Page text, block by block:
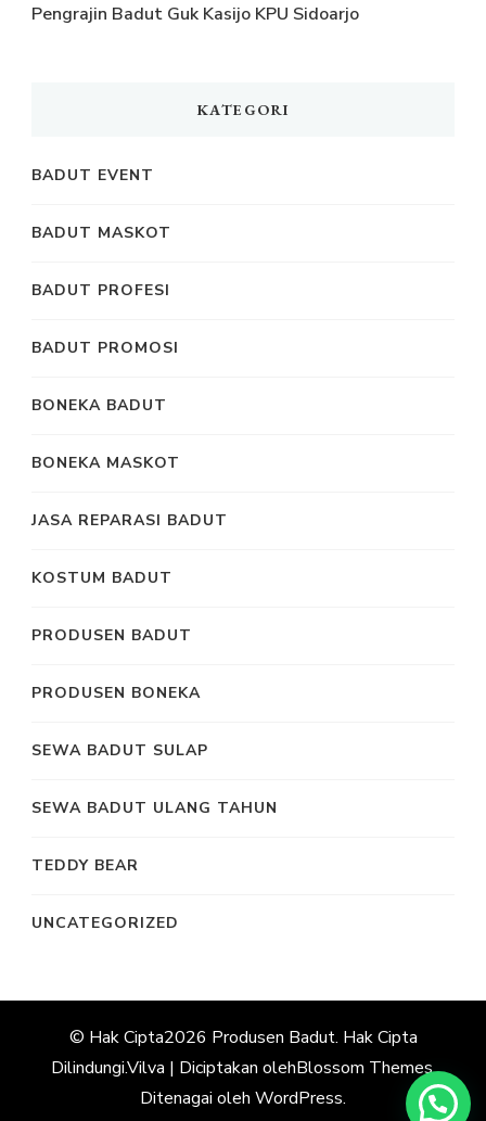
Pengrajin Badut Guk Kasijo KPU Sidoarjo
KATEGORI
BADUT EVENT
BADUT MASKOT
BADUT PROFESI
BADUT PROMOSI
BONEKA BADUT
BONEKA MASKOT
JASA REPARASI BADUT
KOSTUM BADUT
PRODUSEN BADUT
PRODUSEN BONEKA
SEWA BADUT SULAP
SEWA BADUT ULANG TAHUN
TEDDY BEAR
UNCATEGORIZED
© Hak Cipta2026 Produsen Badut. Hak Cipta
Dilindungi.Vilva | Diciptakan olehBlossom Themes.
Ditenagai oleh WordPress.